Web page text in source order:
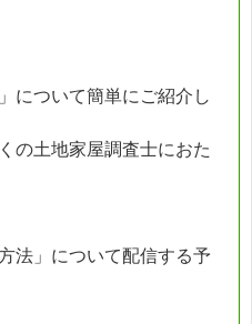
について簡単にご紹介し
の土地家屋調査士におた
法」について配信する予